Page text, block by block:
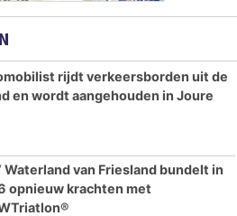
rijdt verkeersborden uit de
en wordt aangehouden in Joure
Waterland van Friesland bundelt in
opnieuw krachten met